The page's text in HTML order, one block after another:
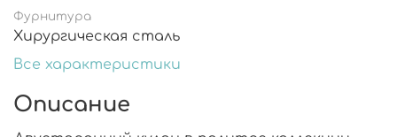
Фурнитура
Хирургическая сталь
Все характеристики
Описание